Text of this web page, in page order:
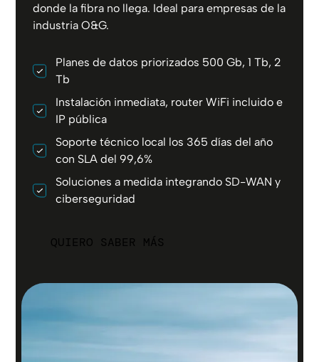
donde la fibra no llega. Ideal para empresas de la
industria O&G.
Planes de datos priorizados 500 Gb, 1 Tb, 2
Tb
Instalación inmediata, router WiFi incluido e
IP pública
Soporte técnico local los 365 días del año
con SLA del 99,6%
Soluciones a medida integrando SD-WAN y
ciberseguridad
QUIERO SABER MÁS